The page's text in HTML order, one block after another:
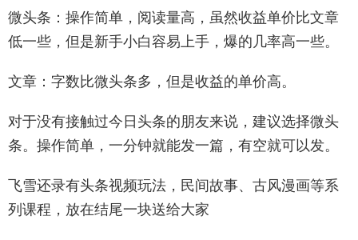
微头条：操作简单，阅读量高，虽然收益单价比文章
低一些，但是新手小白容易上手，爆的几率高一些。
文章：字数比微头条多，但是收益的单价高。
对于没有接触过今日头条的朋友来说，建议选择微头
条。操作简单，一分钟就能发一篇，有空就可以发。
飞雪还录有头条视频玩法，民间故事、古风漫画等系
列课程，放在结尾一块送给大家